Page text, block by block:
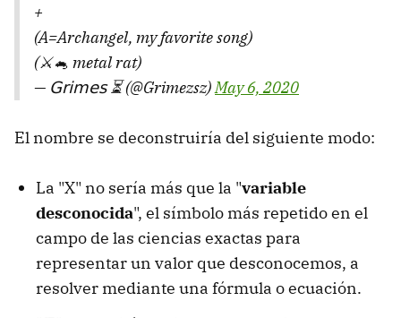
+
(A=Archangel, my favorite song)
(⚔️🐁 metal rat)
— 𝖦𝗋𝗂𝗆𝖾𝗌 ⏳ (@Grimezsz)May 6, 2020
El nombre se deconstruiría del siguiente modo:
La "X" no sería más que la "variable
desconocida", el símbolo más repetido en el
campo de las ciencias exactas para
representar un valor que desconocemos, a
resolver mediante una fórmula o ecuación.